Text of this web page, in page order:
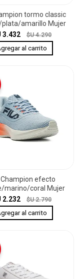
tormo classic
plata/amarillo Mujer
3.432
$U 4.290
Champion efecto
marino/coral Mujer
2.232
$U 2.790